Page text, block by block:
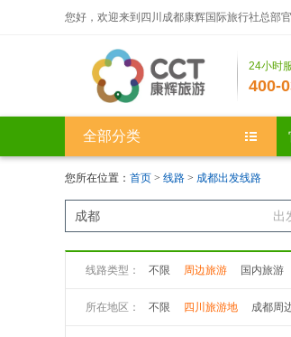
您好，欢迎来到四川成都康辉国际旅行社总部
24小时
400-
全部分类
您所在位置： 首页 > 线路 > 成都出发线路
出
成都
线路类型： 不限 周边旅游 国内旅游
所在地区： 不限 四川旅游地 成都周